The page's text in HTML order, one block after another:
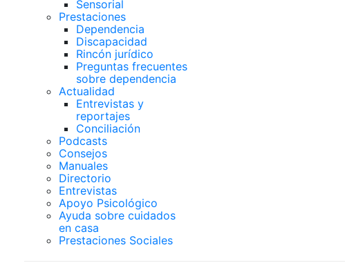
Sensorial
Prestaciones
Dependencia
Discapacidad
Rincón jurídico
Preguntas frecuentes
sobre dependencia
Actualidad
Entrevistas y
reportajes
Conciliación
Podcasts
Consejos
Manuales
Directorio
Entrevistas
Apoyo Psicológico
Ayuda sobre cuidados
en casa
Prestaciones Sociales